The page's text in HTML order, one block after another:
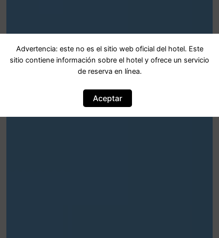
Advertencia: este no es el sitio web oficial del hotel. Este
sitio contiene información sobre el hotel y ofrece un servicio
de reserva en línea.
Aceptar